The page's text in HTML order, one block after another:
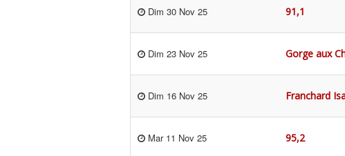
Dim 30 Nov 25 91,1
Dim 23 Nov 25 Gorge aux
Dim 16 Nov 25 Franchard
Mar 11 Nov 25 95,2